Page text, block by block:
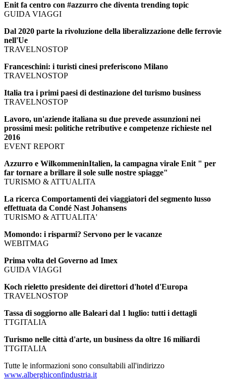
Enit fa centro con #azzurro che diventa trending topic
GUIDA VIAGGI
Dal 2020 parte la rivoluzione della liberalizzazione delle ferrovie
nell'Ue
TRAVELNOSTOP
Franceschini: i turisti cinesi preferiscono Milano
TRAVELNOSTOP
Italia tra i primi paesi di destinazione del turismo business
TRAVELNOSTOP
Lavoro, un'aziende italiana su due prevede assunzioni nei
prossimi mesi: politiche retributive e competenze richieste nel
2016
EVENT REPORT
Azzurro e WilkommeninItalien, la campagna virale Enit " per
far tornare a brillare il sole sulle nostre spiagge"
TURISMO & ATTUALITA
La ricerca Comportamenti dei viaggiatori del segmento lusso
effettuata da Condé Nast Johansens
TURISMO & ATTUALITA'
Momondo: i risparmi? Servono per le vacanze
WEBITMAG
Prima volta del Governo ad Imex
GUIDA VIAGGI
Koch rieletto presidente dei direttori d'hotel d'Europa
TRAVELNOSTOP
Tassa di soggiorno alle Baleari dal 1 luglio: tutti i dettagli
TTGITALIA
Turismo nelle città d'arte, un business da oltre 16 miliardi
TTGITALIA
Tutte le informazioni sono consultabili all'indirizzo
www.alberghiconfindustria.it